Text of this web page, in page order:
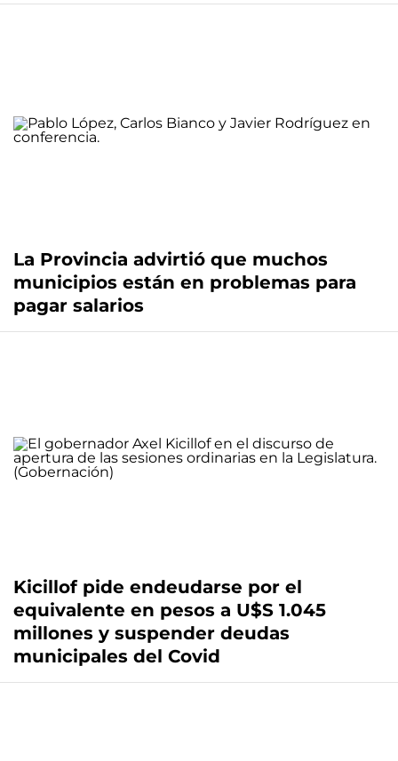
La Provincia advirtió que muchos
municipios están en problemas para
pagar salarios
Kicillof pide endeudarse por el
equivalente en pesos a U$S 1.045
millones y suspender deudas
municipales del Covid